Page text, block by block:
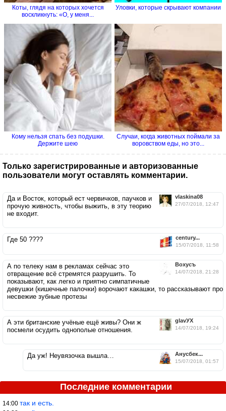
Коты, глядя на которых хочется
воскликнуть: «О, у меня...
Уловки, которые скрывают компании
Кому нельзя спать без подушки.
Держите шею
Случаи, когда животных поймали за
воровством еды, но это...
Только зарегистрированные и авторизованные
пользователи могут оставлять комментарии.
vlaskina08
27/07/2018, 12:47
Да и Восток, который ест червичков, паучков и
прочую живность, чтобы выжить, в эту теорию
не входит.
century...
15/07/2018, 11:58
Где 50 ????
Вохусъ
14/07/2018, 21:28
А по телеку нам в рекламах сейчас это
отвращение всё стремятся разрушить. То
показывают, как легко и приятно симпатичные
девушки (кишечные палочки) ворочают какашки, то рассказывают про
несвежие зубные протезы
glavУХ
14/07/2018, 19:24
А эти британские учёные ещё живы? Они ж
посмели осудить однополые отношения.
Анусбек...
15/07/2018, 01:57
Да уж! Неувязочка вышла…
Последние комментарии
14:00 так и есть.